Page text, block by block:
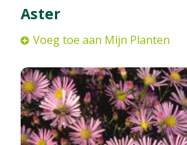
Aster
Voeg toe aan Mijn Planten